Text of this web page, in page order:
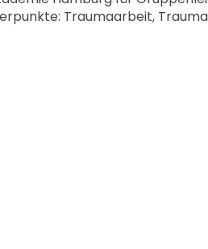
Traumaarbeit,